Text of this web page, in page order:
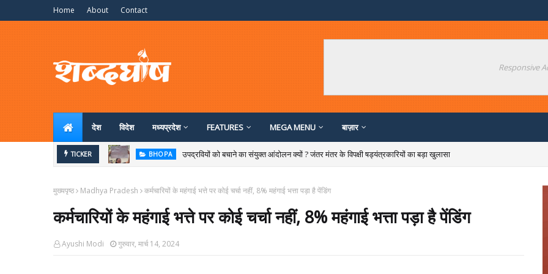
Home About Contact
Responsive
देश विदेश मध्‍यप्रदेश FEATURES MEGA MENU बाज़ार
TICKER BHOPA उपद्रवियों को बचाने का संयुक्त आंदोलन क्यों ? जंतर मंतर के विपक्षी षड्यंत्रकारियों का बड़ा खुलासा
मुख्यपृष्ठ Madhya Pradesh कर्मचारियों के महंगाई भत्ते पर कोई चर्चा नहीं, 8% महंगाई भत्ता पड़ा है पेंडिंग
कर्मचारियों के महंगाई भत्ते पर कोई चर्चा नहीं, 8% महंगाई भत्ता पड़ा है पेंडिंग
Ayushi Modi गुरुवार, मार्च 14, 2024